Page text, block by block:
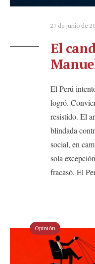
27 de junio de
El
El Perú
logró.
resistido. El
blindada
social, en
sola
fracasó. El
Opinión